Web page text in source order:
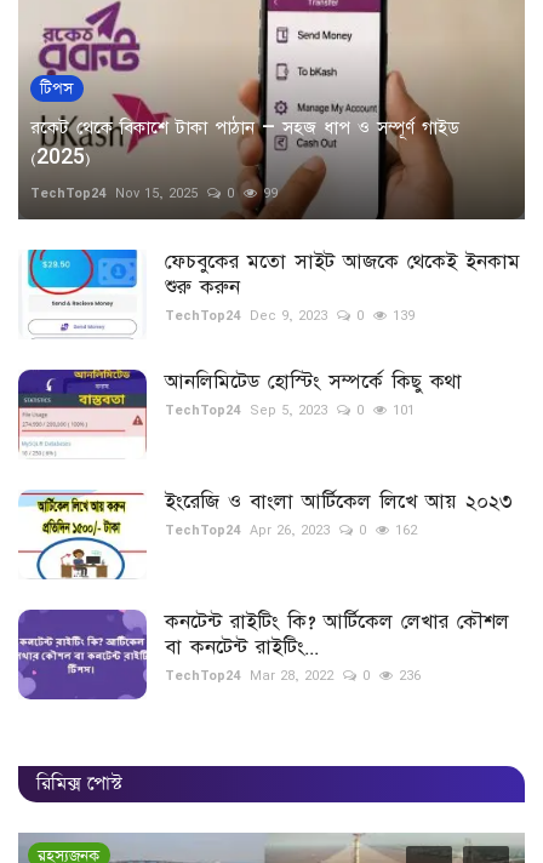
টিপস
রকেট থেকে বিকাশে টাকা পাঠান – সহজ ধাপ ও সম্পূর্ণ গাইড
(2025)
TechTop24 Nov 15, 2025 0 99
ফেচবুকের মতো সাইট আজকে থেকেই ইনকাম
শুরু করুন
TechTop24 Dec 9, 2023 0 139
আনলিমিটেড হোস্টিং সম্পর্কে কিছু কথা
TechTop24 Sep 5, 2023 0 101
ইংরেজি ও বাংলা আর্টিকেল লিখে আয় ২০২৩
TechTop24 Apr 26, 2023 0 162
কনটেন্ট রাইটিং কি? আর্টিকেল লেখার কৌশল
বা কনটেন্ট রাইটিং...
TechTop24 Mar 28, 2022 0 236
রিমিক্স পোস্ট
রহস্যজনক